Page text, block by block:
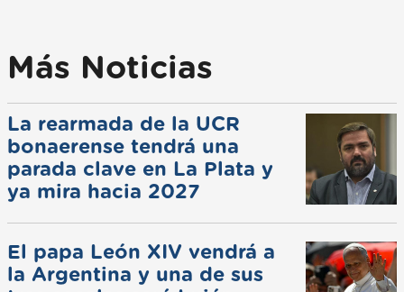
Más Noticias
La rearmada de la UCR
bonaerense tendrá una
parada clave en La Plata y
ya mira hacia 2027
El papa León XIV vendrá a
la Argentina y una de sus